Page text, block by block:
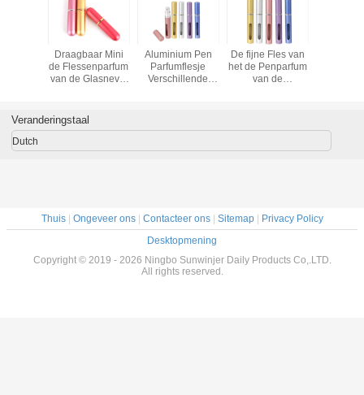
Draagbaar Mini
de Flessenparfum
van de Glasnevel
Aluminium Pen
Parfumflesje
Verschillende
De fijne Fles van
het de Penparfum
van de
Veranderingstaal
Dutch
Thuis| Ongeveer ons| Contacteer ons| Sitemap| Privacy Policy
Desktopmening
Copyright © 2019 - 2026 Ningbo Sunwinjer Daily Products Co,.LTD.
All rights reserved.